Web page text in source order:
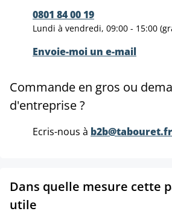
0801 84 00 19
Lundi à vendredi, 09:00 - 15:00
Envoie-moi un e-mail
Commande en gros ou
d'entreprise ?
Ecris-nous à b2b@tabouret.fr
Dans quelle mesure cette
utile